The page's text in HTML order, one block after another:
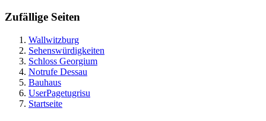
Zufällige Seiten
Wallwitzburg
Sehenswürdigkeiten
Schloss Georgium
Notrufe Dessau
Bauhaus
UserPagetugrisu
Startseite